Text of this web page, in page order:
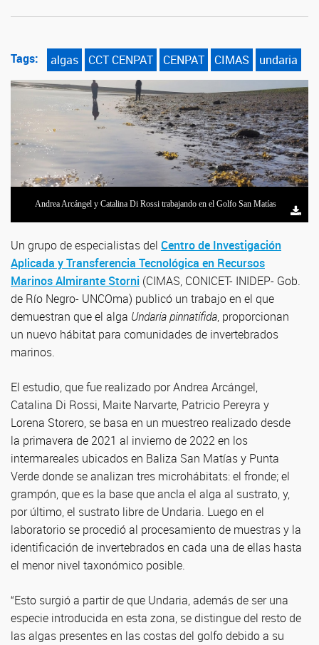
Tags: algas CCT CENPAT CENPAT CIMAS undaria
Andrea Arcángel y Catalina Di Rossi trabajando en el Golfo San Matías
Undaria en el intermareal del Golfo San Matías
Un grupo de especialistas del Centro de Investigación
Aplicada y Transferencia Tecnológica en Recursos
Marinos Almirante Storni (CIMAS, CONICET- INIDEP- Gob.
de Río Negro- UNCOma) publicó un trabajo en el que
demuestran que el alga Undaria pinnatifida, proporcionan
un nuevo hábitat para comunidades de invertebrados
marinos.
El estudio, que fue realizado por Andrea Arcángel,
Catalina Di Rossi, Maite Narvarte, Patricio Pereyra y
Lorena Storero, se basa en un muestreo realizado desde
la primavera de 2021 al invierno de 2022 en los
intermareales ubicados en Baliza San Matías y Punta
Verde donde se analizan tres microhábitats: el fronde; el
grampón, que es la base que ancla el alga al sustrato, y,
por último, el sustrato libre de Undaria. Luego en el
laboratorio se procedió al procesamiento de muestras y la
identificación de invertebrados en cada una de ellas hasta
el menor nivel taxonómico posible.
“Esto surgió a partir de que Undaria, además de ser una
especie introducida en esta zona, se distingue del resto de
las algas presentes en las costas del golfo debido a su